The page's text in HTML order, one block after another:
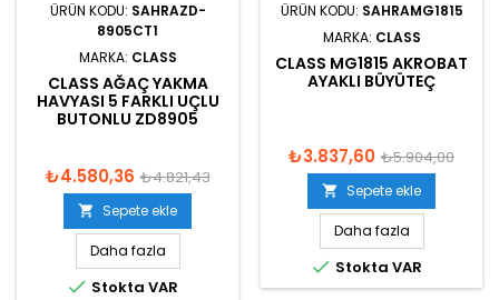
ÜRÜN KODU: SAHRAZD-
8905CT1
MARKA: CLASS
CLASS AĞAÇ YAKMA
HAVYASI 5 FARKLI UÇLU
BUTONLU ZD8905
₺4.580,36 ₺4.821,43
 Sepete ekle
Daha fazla
 Stokta VAR
ÜRÜN KODU: SAHRAMG1815
MARKA: CLASS
CLASS MG1815 AKROBAT
AYAKLI BÜYÜTEÇ
₺3.837,60 ₺5.904,00
 Sepete ekle
Daha fazla
 Stokta VAR